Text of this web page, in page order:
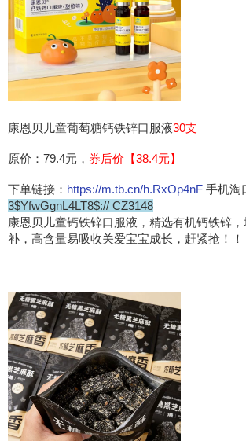
康恩贝儿童葡萄糖钙铁锌口服液30支
原价：79.4元， 券后价【38.4元】
下单链接： https://m.tb.cn/h.RxOp4nF 手机淘
3$YfwGgnL4LT8$:// CZ3148
康恩贝儿童钙铁锌口服液，精选有机钙铁锌
补，高含量易吸收关爱宝宝成长，赶紧抢！！